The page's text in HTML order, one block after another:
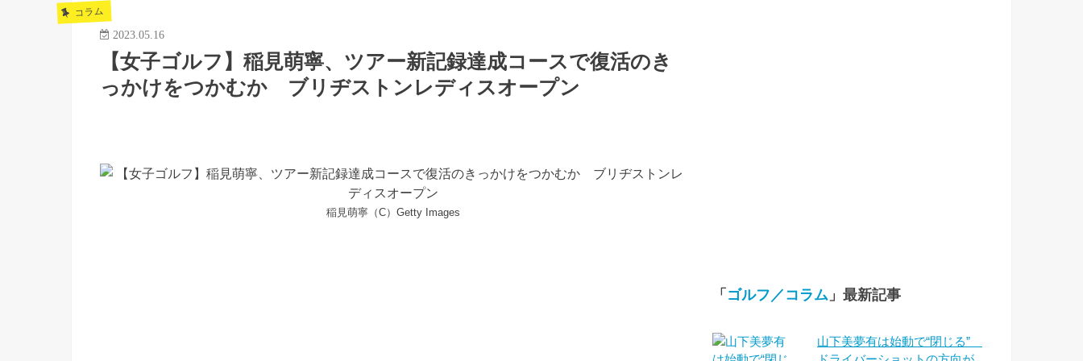
コラム
2023.05.16
【女子ゴルフ】稲見萌寧、ツアー新記録達成コースで復活のき
っかけをつかむか ブリヂストンレディスオープン
稲見萌寧（C）Getty Images
「 ゴルフ／コラム 」最新記事
山下美夢有は始動で“閉じる”